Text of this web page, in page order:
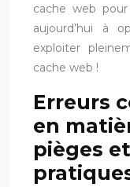
cache web
aujourd’hui à
exploiter
cache web !
Erreurs
en
pièges